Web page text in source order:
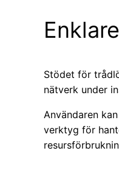
Stödet för
nätverk under
Användaren
verktyg för